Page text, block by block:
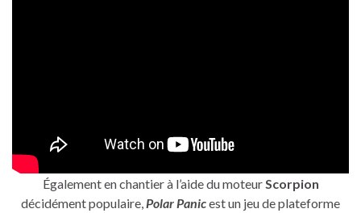
Également en chantier à l’aide du moteur Scorpion
décidément populaire, Polar Panicest un jeu de plateforme